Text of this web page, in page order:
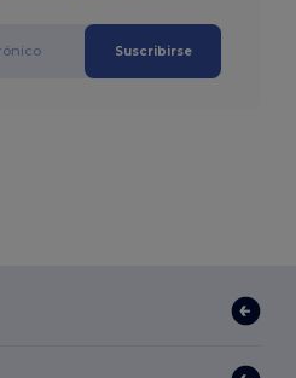
Suscribirse